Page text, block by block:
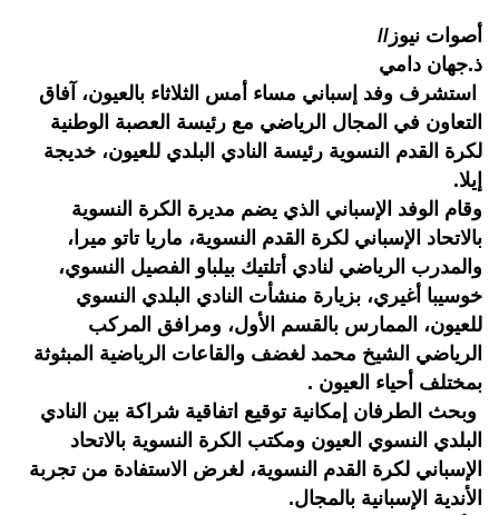
أصوات نيوز//
ذ.جهان دامي
استشرف وفد إسباني مساء أمس الثلاثاء بالعيون، آفاق
التعاون في المجال الرياضي مع رئيسة العصبة الوطنية
لكرة القدم النسوية رئيسة النادي البلدي للعيون، خديجة
إيلا.
وقام الوفد الإسباني الذي يضم مديرة الكرة النسوية
بالاتحاد الإسباني لكرة القدم النسوية، ماريا تاتو ميرا،
والمدرب الرياضي لنادي أتلتيك بيلباو الفصيل النسوي،
خوسيبا أغيري، بزيارة منشأت النادي البلدي النسوي
للعيون، الممارس بالقسم الأول، ومرافق المركب
الرياضي الشيخ محمد لغضف والقاعات الرياضية المبثوثة
بمختلف أحياء العيون .
وبحث الطرفان إمكانية توقيع اتفاقية شراكة بين النادي
البلدي النسوي العيون ومكتب الكرة النسوية بالاتحاد
الإسباني لكرة القدم النسوية، لغرض الاستفادة من تجربة
الأندية الإسبانية بالمجال.